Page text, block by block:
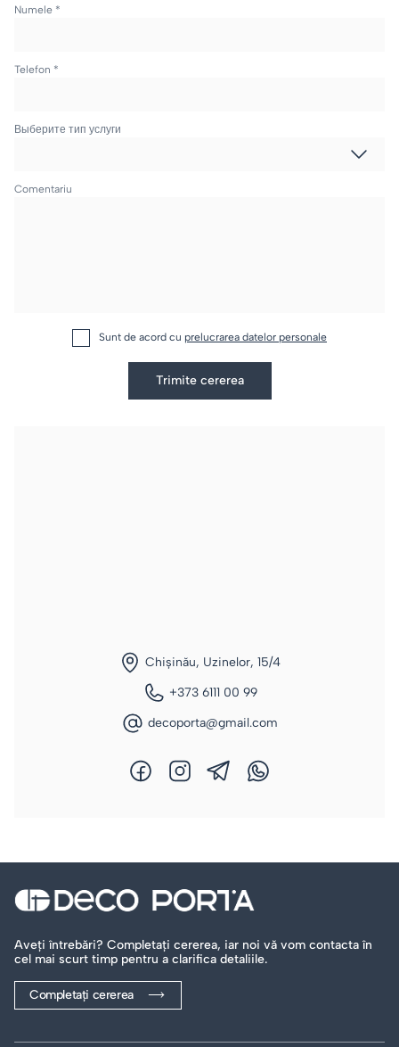
Numele *
Telefon *
Выберите тип услуги
Comentariu
Sunt de acord cu prelucrarea datelor personale
Trimite cererea
Chișinău, Uzinelor, 15/4
+373 6111 00 99
decoporta@gmail.com
Aveți întrebări? Completați cererea, iar noi vă vom contacta în
cel mai scurt timp pentru a clarifica detaliile.
Completați cererea